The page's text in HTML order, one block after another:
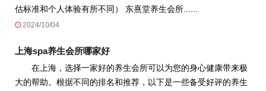
估标准和个人体验有所不同） 东熹堂养生会所......
2024/10/04
上海spa养生会所哪家好
在上海，选择一家好的养生会所可以为您的身心健康带来极
大的帮助。根据不同的排名和推荐，以下是一些备受好评的养生